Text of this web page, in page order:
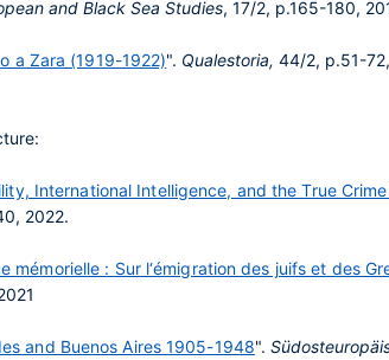
and Black Sea Studies, 17/2, p.165-180,
a Zara (1919-1922)". Qualestoria, 44/2, p.51-
International Intelligence, and the True
2022.
: Sur l‘émigration des juifs et des
and Buenos Aires 1905-1948".